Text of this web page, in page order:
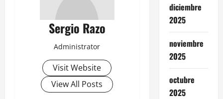
Sergio Razo
Administrator
Visit Website
View All Posts
diciembre
2025
noviembre
2025
octubre
2025